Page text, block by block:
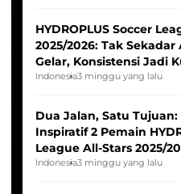
HYDROPLUS Soccer
2025/2026: Tak
Gelar, Konsistensi Jadi
Indonesia3 minggu yang lalu
Dua Jalan, Satu
Inspiratif 2 Pemain
League All-Stars 2025/
Seleksi Timnas
Indonesia3 minggu yang lalu